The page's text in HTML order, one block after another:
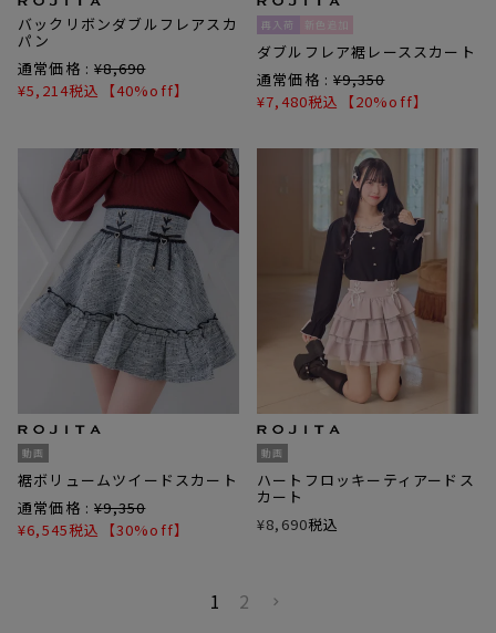
バックリボンダブルフレアスカ
パン
通常価格 : ¥8,690
¥5,214税込 【40%off】
再入荷 新色追加
ダブルフレア裾レーススカート
通常価格 : ¥9,350
¥7,480税込 【20%off】
動画
裾ボリュームツイードスカート
通常価格 : ¥9,350
¥6,545税込 【30%off】
動画
ハートフロッキーティアードス
カート
¥8,690税込
1 2